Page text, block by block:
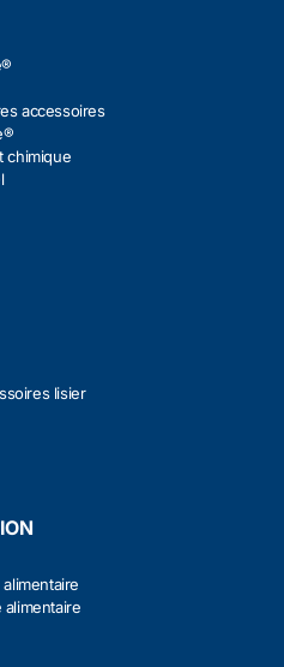
accessoires
chimique
lisier
alimentaire